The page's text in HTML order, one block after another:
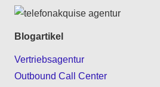
Blogartikel
Vertriebsagentur
Outbound Call Center